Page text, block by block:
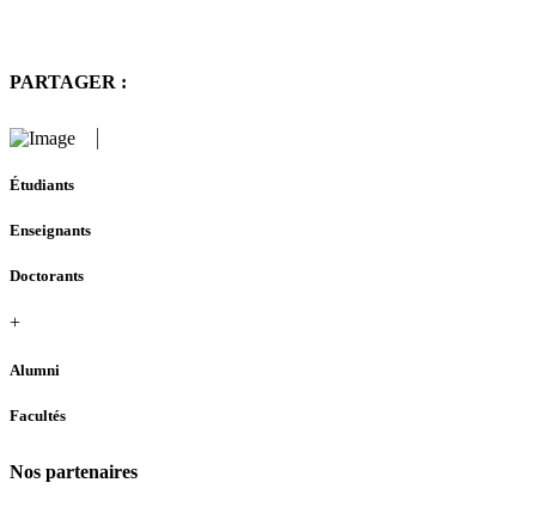
PARTAGER :
Étudiants
Enseignants
Doctorants
+
Alumni
Facultés
Nos partenaires